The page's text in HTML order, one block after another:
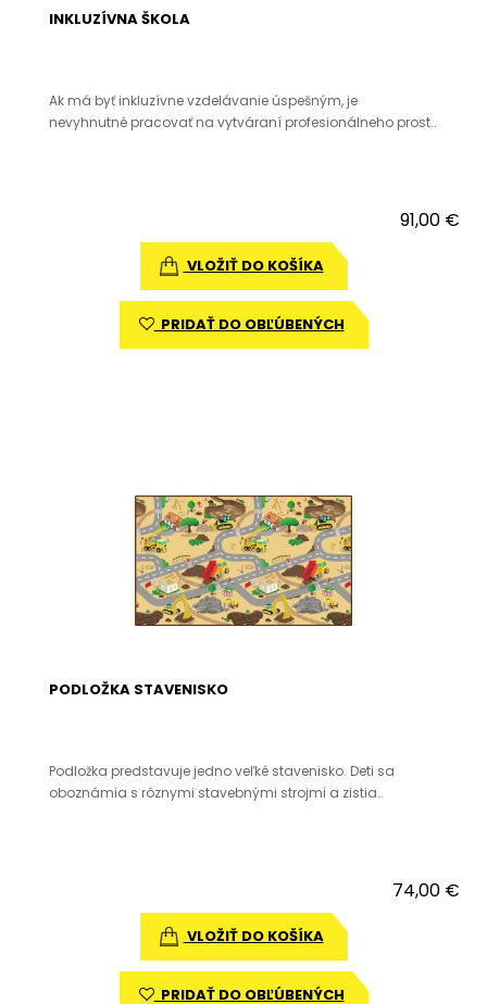
INKLUZÍVNA ŠKOLA
Ak má byť inkluzívne vzdelávanie úspešným, je
nevyhnutné pracovať na vytváraní profesionálneho prost..
91,00 €
VLOŽIŤ DO KOŠÍKA
PRIDAŤ DO OBĽÚBENÝCH
PODLOŽKA STAVENISKO
Podložka predstavuje jedno veľké stavenisko. Deti sa
oboznámia s rôznymi stavebnými strojmi a zistia..
74,00 €
VLOŽIŤ DO KOŠÍKA
PRIDAŤ DO OBĽÚBENÝCH